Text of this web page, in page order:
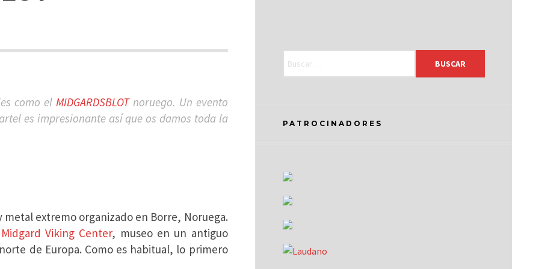
como el MIDGARDSBLOTnoruego. Un evento
es impresionante así que os damos toda la
extremo organizado en Borre, Noruega.
Midgard Viking Center, museo en un antiguo
de Europa. Como es habitual, lo primero
PATROCINADORES